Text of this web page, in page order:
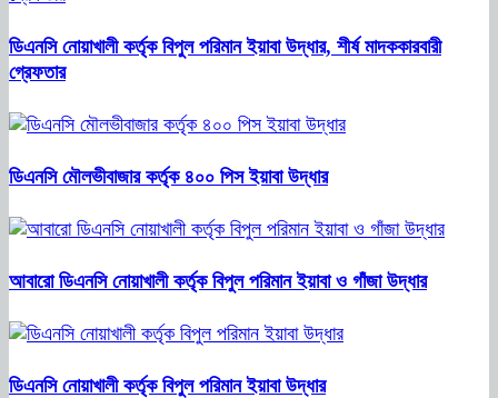
ডিএনসি নোয়াখালী কর্তৃক বিপুল পরিমান ইয়াবা উদ্ধার, শীর্ষ মাদককারবারী
গ্রেফতার
ডিএনসি মৌলভীবাজার কর্তৃক ৪০০ পিস ইয়াবা উদ্ধার
আবারো ডিএনসি নোয়াখালী কর্তৃক বিপুল পরিমান ইয়াবা ও গাঁজা উদ্ধার
ডিএনসি নোয়াখালী কর্তৃক বিপুল পরিমান ইয়াবা উদ্ধার